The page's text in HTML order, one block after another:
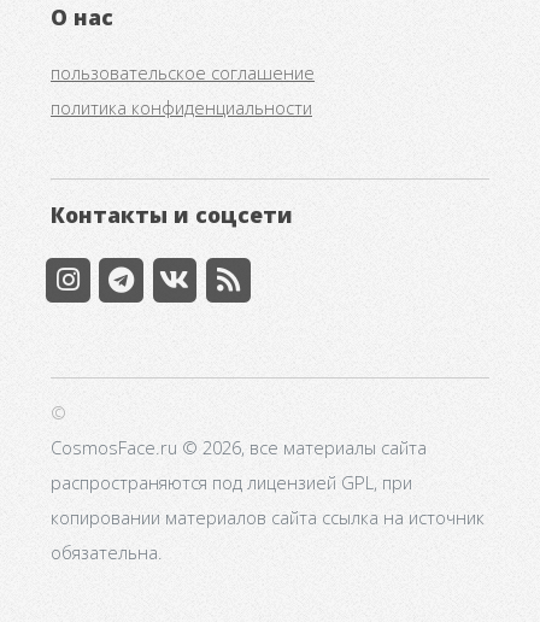
О нас
пользовательское соглашение
политика конфиденциальности
Контакты и соцсети
©
CosmosFace.ru © 2026, все материалы сайта
распространяются под лицензией GPL, при
копировании материалов сайта ссылка на источник
обязательна.